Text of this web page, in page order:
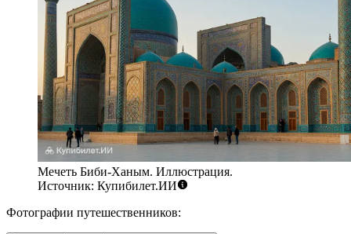
Мечеть Биби-Ханым. Иллюстрация.
Источник: Купибилет.ИИ
Фотографии путешественников: